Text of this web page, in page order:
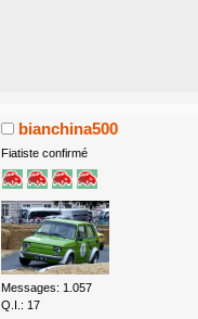
bianchina500
Fiatiste confirmé
Messages: 1.057
Q.I.: 17